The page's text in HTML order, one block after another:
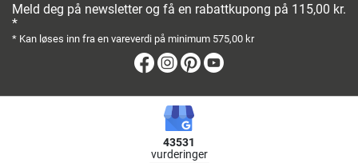
Meld deg på newsletter og få en rabattkupong på 115,00 kr.
*
* Kan løses inn fra en vareverdi på minimum 575,00 kr
Facebook
Instagram
Pinterest
43531
vurderinger